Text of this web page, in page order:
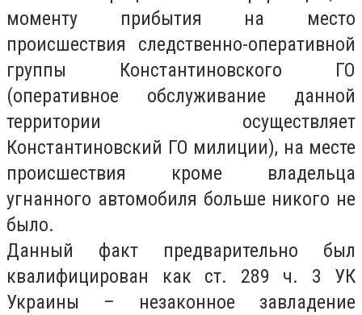
моменту прибытия на место
происшествия следственно-оперативной
группы Константиновского ГО
(оперативное обслуживание данной
территории осуществляет
Константиновский ГО милиции), на месте
происшествия кроме владельца
угнанного автомобиля больше никого не
было.
Данный факт предварительно был
квалифицирован как ст. 289 ч. 3 УК
Украины – незаконное завладение